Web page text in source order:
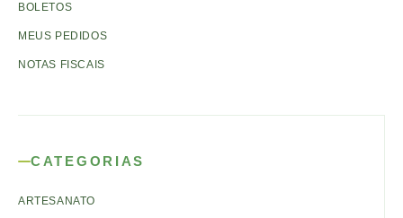
BOLETOS
MEUS PEDIDOS
NOTAS FISCAIS
CATEGORIAS
ARTESANATO